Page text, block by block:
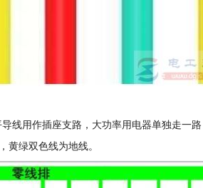
线用作插座支路，大功率用电器单独走一
，黄绿双色线为地线。